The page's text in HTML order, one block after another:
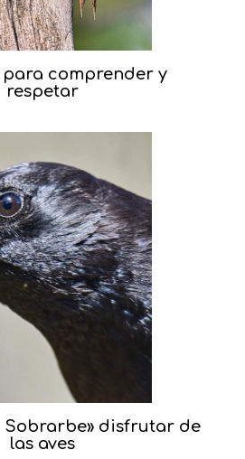
comprender y
respetar
Sobrarbe» disfrutar de
las aves